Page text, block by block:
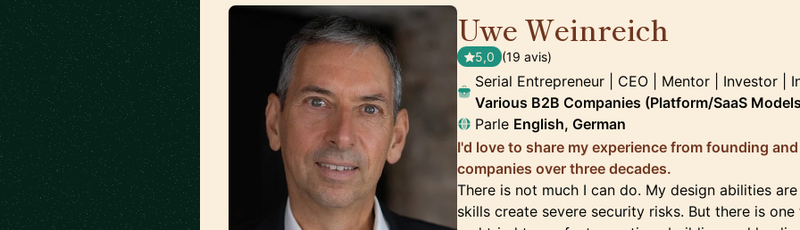
Uwe Weinreich
5,0 (19 avis)
Serial Entrepreneur | CEO | Mentor | Investor |
Various B2B Companies (Platform/SaaS
Parle English, German
I'd love to share my experience from founding
companies over three decades.
There is not much I can do. My design abilities
skills create severe security risks. But there is